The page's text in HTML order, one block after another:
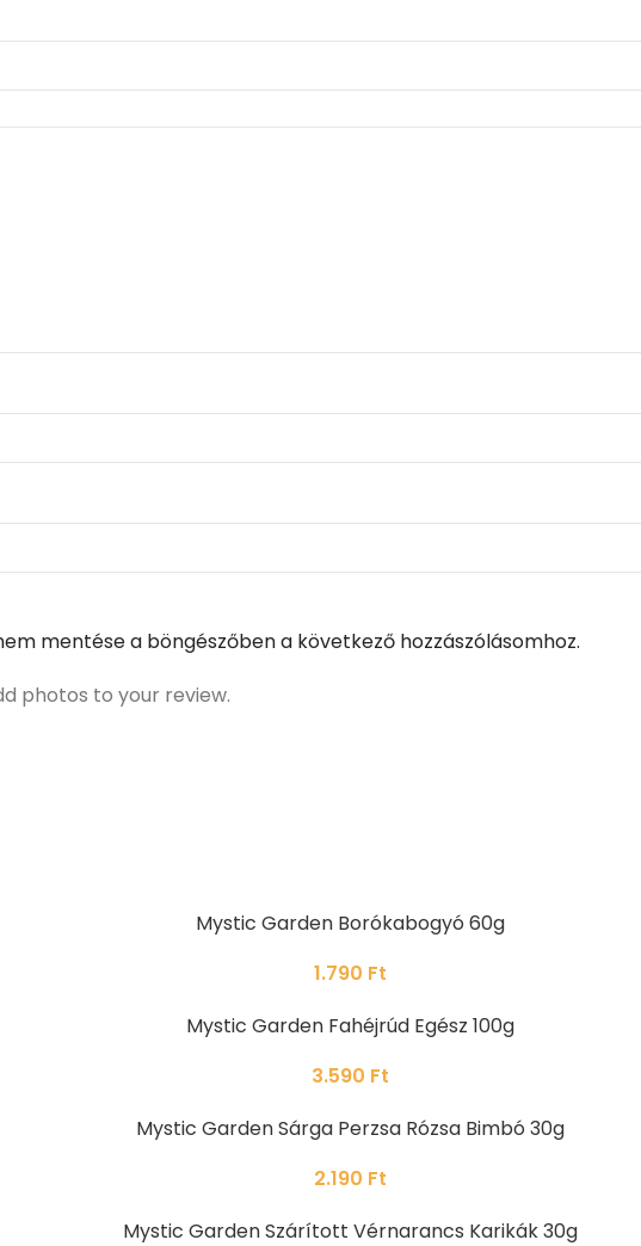
mentése a böngészőben a következő hozzászólásomhoz.
photos to your review.
Mystic Garden Borókabogyó 60g
1.790 Ft
Mystic Garden Fahéjrúd Egész 100g
3.590 Ft
Mystic Garden Sárga Perzsa Rózsa Bimbó 30g
2.190 Ft
Mystic Garden Szárított Vérnarancs Karikák 30g